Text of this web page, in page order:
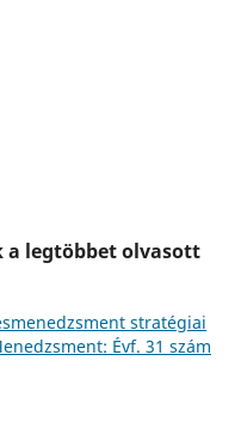
a legtöbbet olvasott
stratégiai
Évf. 31 szám